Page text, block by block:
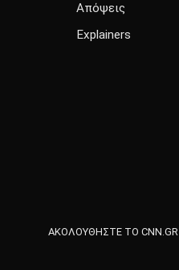
Απόψεις
Explainers
ΑΚΟΛΟΥΘΗΣΤΕ ΤΟ CNN.GR